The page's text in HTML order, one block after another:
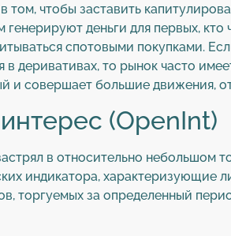
том, чтобы заставить
деньги для первых,
спотовыми покупками.
деривативах, то рынок часто
и совершает большие движения,
(OpenInt)
в относительно небольшом
индикатора, характеризующие
торгуемых за определенный